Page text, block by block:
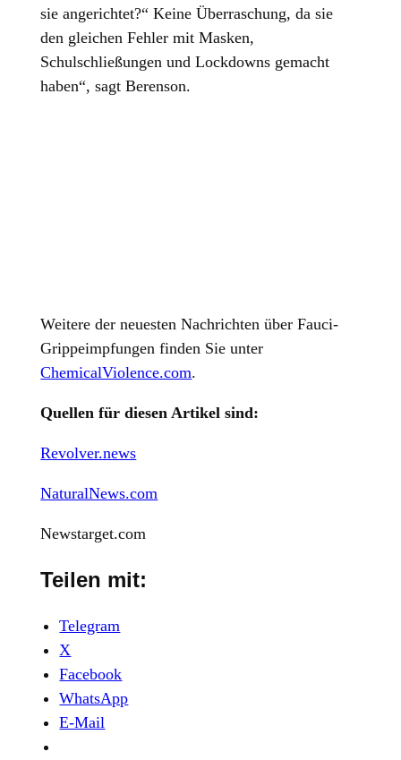
sie angerichtet?“ Keine Überraschung, da sie
den gleichen Fehler mit Masken,
Schulschließungen und Lockdowns gemacht
haben“, sagt Berenson.
Weitere der neuesten Nachrichten über Fauci-
Grippeimpfungen finden Sie unter
ChemicalViolence.com.
Quellen für diesen Artikel sind:
Revolver.news
NaturalNews.com
Newstarget.com
Teilen mit:
Telegram
X
Facebook
WhatsApp
E-Mail